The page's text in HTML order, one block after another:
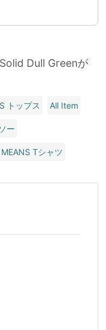
Dull Greenが
トップス All Item
ー
Tシャツ